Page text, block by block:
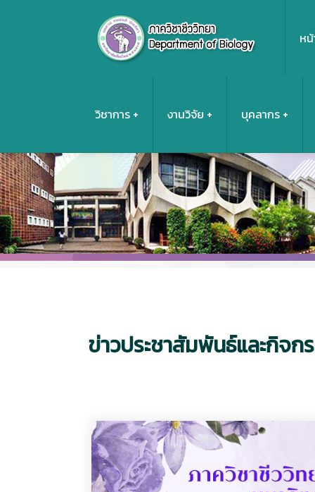
ห
วิชาการ งานวิจัย บุคลากร
ข่าวประชาสัมพันธ์และกิจก